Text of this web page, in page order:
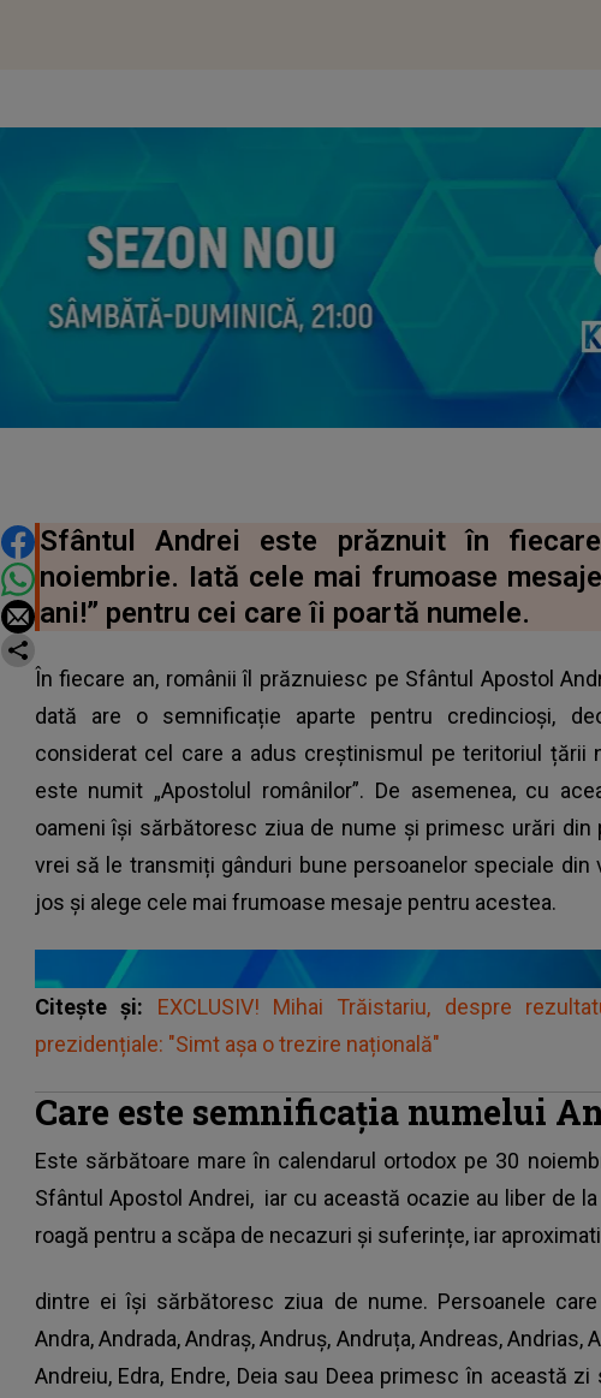
DISTRIBUIE ARTICOLUL
Sfântul Andrei este prăznuit în
noiembrie. Iată cele mai frumoase
ani!” pentru cei care îi poartă numele.
În fiecare an, românii îl prăznuiesc pe Sfântul Apostol
dată are o semnificație aparte pentru credincioși,
considerat cel care a adus creștinismul pe teritoriul țării
este numit „Apostolul românilor”. De asemenea, cu
oameni își sărbătoresc ziua de nume și primesc urări din
vrei să le transmiți gânduri bune persoanelor speciale din
jos și alege cele mai frumoase mesaje pentru acestea.
Citește și: EXCLUSIV! Mihai Trăistariu, despre
prezidențiale: "Simt așa o trezire națională"
Care este semnificația numelui
Este sărbătoare mare în calendarul ortodox pe 30
Sfântul Apostol Andrei, iar cu această ocazie au liber de
roagă pentru a scăpa de necazuri și suferințe, iar
dintre ei își sărbătoresc ziua de nume. Persoanele
Andra, Andrada, Andraș, Andruș, Andruța, Andreas, Andrias,
Andreiu, Edra, Endre, Deia sau Deea primesc în această